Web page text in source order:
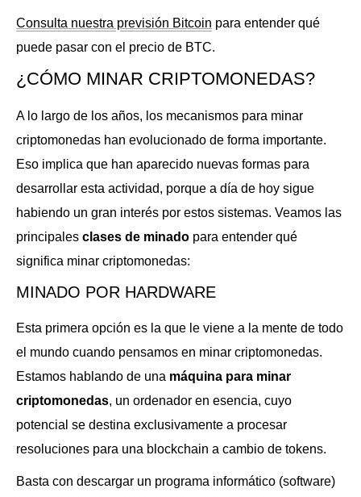
Consulta nuestra previsión Bitcoin para entender qué
puede pasar con el precio de BTC.
¿CÓMO MINAR CRIPTOMONEDAS?
A lo largo de los años, los mecanismos para minar
criptomonedas han evolucionado de forma importante.
Eso implica que han aparecido nuevas formas para
desarrollar esta actividad, porque a día de hoy sigue
habiendo un gran interés por estos sistemas. Veamos las
principales clases de minado para entender qué
significa minar criptomonedas:
MINADO POR HARDWARE
Esta primera opción es la que le viene a la mente de todo
el mundo cuando pensamos en minar criptomonedas.
Estamos hablando de una máquina para minar
criptomonedas, un ordenador en esencia, cuyo
potencial se destina exclusivamente a procesar
resoluciones para una blockchain a cambio de tokens.
Basta con descargar un programa informático (software)